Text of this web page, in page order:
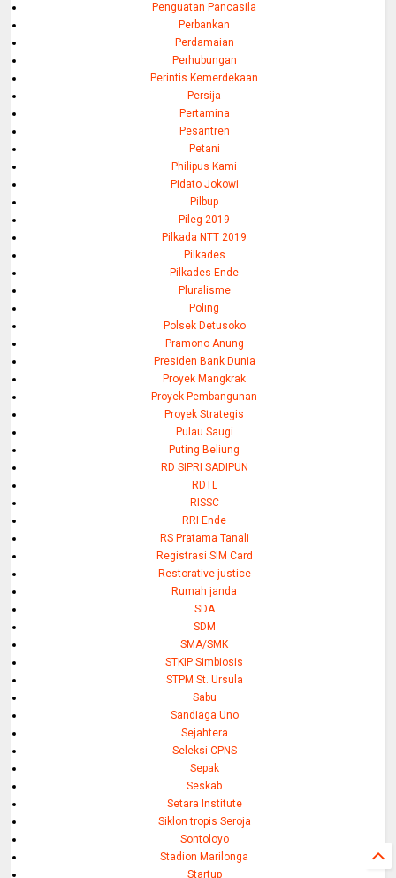
Penguatan Pancasila
Perbankan
Perdamaian
Perhubungan
Perintis Kemerdekaan
Persija
Pertamina
Pesantren
Petani
Philipus Kami
Pidato Jokowi
Pilbup
Pileg 2019
Pilkada NTT 2019
Pilkades
Pilkades Ende
Pluralisme
Poling
Polsek Detusoko
Pramono Anung
Presiden Bank Dunia
Proyek Mangkrak
Proyek Pembangunan
Proyek Strategis
Pulau Saugi
Puting Beliung
RD SIPRI SADIPUN
RDTL
RISSC
RRI Ende
RS Pratama Tanali
Registrasi SIM Card
Restorative justice
Rumah janda
SDA
SDM
SMA/SMK
STKIP Simbiosis
STPM St. Ursula
Sabu
Sandiaga Uno
Sejahtera
Seleksi CPNS
Sepak
Seskab
Setara Institute
Siklon tropis Seroja
Sontoloyo
Stadion Marilonga
Startup